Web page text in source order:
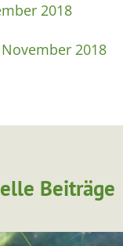
2018
2018
Beiträge